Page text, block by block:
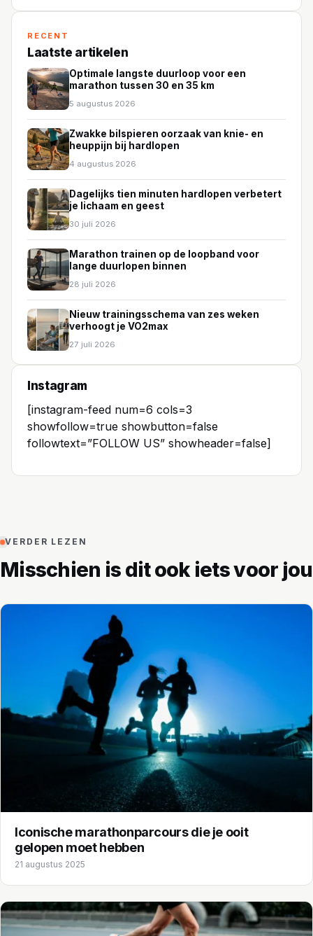
RECENT
Laatste artikelen
Optimale langste duurloop voor een
marathon tussen 30 en 35 km
5 augustus 2026
Zwakke bilspieren oorzaak van knie- en
heuppijn bij hardlopen
4 augustus 2026
Dagelijks tien minuten hardlopen verbetert
je lichaam en geest
30 juli 2026
Marathon trainen op de loopband voor
lange duurlopen binnen
28 juli 2026
Nieuw trainingsschema van zes weken
verhoogt je VO2max
27 juli 2026
Instagram
[instagram-feed num=6 cols=3
showfollow=true showbutton=false
followtext=”FOLLOW US” showheader=false]
VERDER LEZEN
Misschien is dit ook iets voor jou
Iconische marathonparcours die je ooit
gelopen moet hebben
21 augustus 2025